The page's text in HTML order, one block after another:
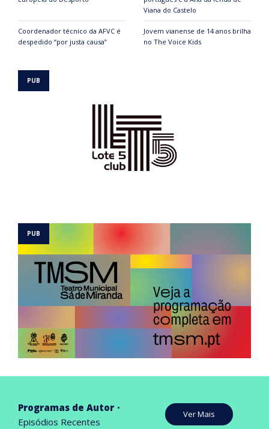
Viana do Castelo
Coordenador técnico da AFVC é
despedido “por justa causa”
Jovem vianense de 14 anos brilha
no The Voice Kids
Programas de Autor
Episódios Recentes
Ver Mais